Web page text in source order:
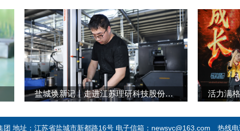
盐城焕新记丨走进江苏理研科技股份有限公司 活力满
团 地址：江苏省盐城市新都路16号 电子信箱：newsyc@163.com 热线